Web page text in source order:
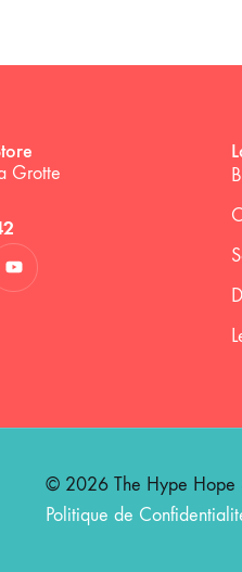
Grotte
© 2026 The Hype Hope
Politique de